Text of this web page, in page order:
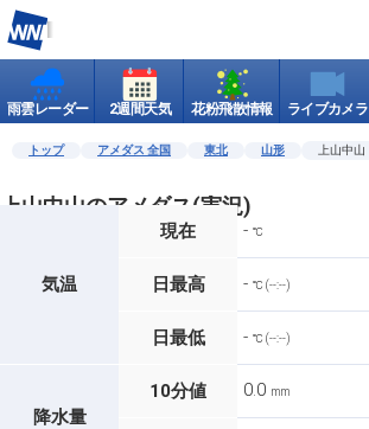
雨雲レーダー 2週間天気 花粉飛散情報 ライブカメラ
トップ アメダス 全国 東北 山形 上山中山
上山中山のアメダス(実況)
気温
現在 - ℃
日最高 - ℃ (--:--)
日最低 - ℃ (--:--)
降水量
10分値 0.0 mm